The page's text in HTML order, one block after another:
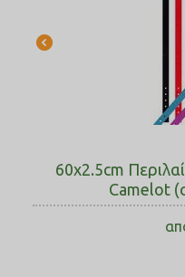
60x2.5cm
Camelot